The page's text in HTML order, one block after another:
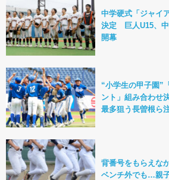
中学硬式「ジャイ
決定 巨人U15、
開幕
“小学生の甲子園”
ント」組み合わ
最多狙う長曽根ら
背番号をもらえな
ベンチ外でも…親